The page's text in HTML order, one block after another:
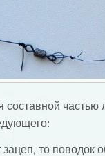
составной частью
зацеп, то поводок